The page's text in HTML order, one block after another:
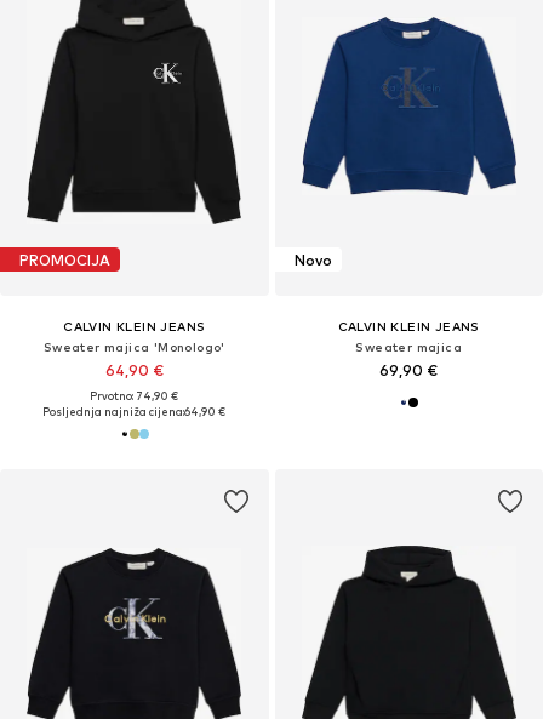
PROMOCIJA
CALVIN KLEIN JEANS
Sweater majica 'Monologo'
64,90 €
Prvotno: 74,90 €
Posljednja najniža cijena:64,90 €
Novo
CALVIN KLEIN JEANS
Sweater majica
69,90 €